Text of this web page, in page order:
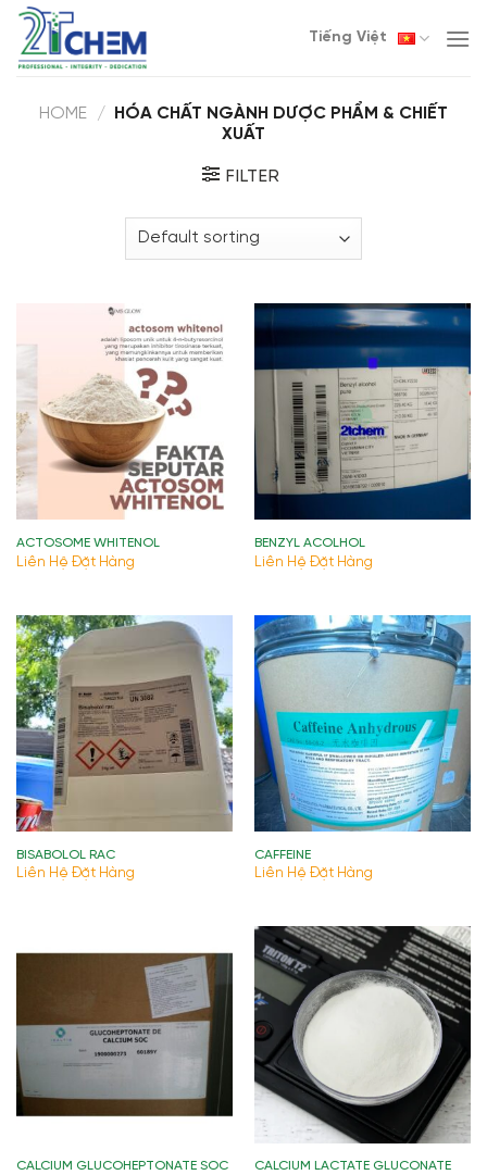
Skip
content
Tiếng Việt
HOME /
HÓA CHẤT NGÀNH DƯỢC PHẨM & CHIẾT
XUẤT
FILTER
ACTOSOME WHITENOL
Liên Hệ Đặt Hàng
BENZYL ACOLHOL
Liên Hệ Đặt Hàng
BISABOLOL RAC
Liên Hệ Đặt Hàng
CAFFEINE
Liên Hệ Đặt Hàng
CALCIUM GLUCOHEPTONATE SOC CALCIUM LACTATE GLUCONATE